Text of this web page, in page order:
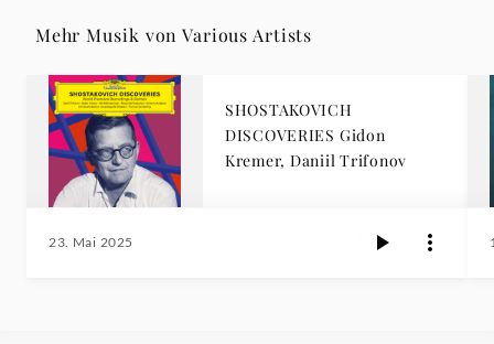
Mehr Musik von Various Artists
SHOSTAKOVICH
DISCOVERIES Gidon
Kremer, Daniil Trifonov
23. Mai 2025